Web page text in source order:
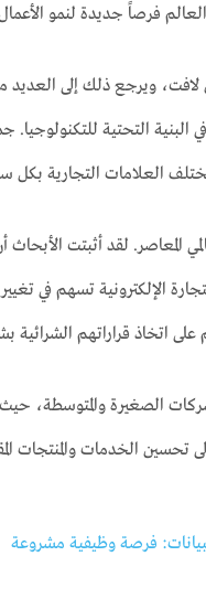
فرصاً جديدة لنمو
ويرجع ذلك إلى العديد
البنية التحتية
العلامات التجارية بكل
المعاصر. لقد أثبتت
الإلكترونية تسهم في
اتخاذ قراراتهم الشرائية
الصغيرة والمتوسطة،
تحسين الخدمات والمنتجات
فرصة وظيفية مشروعة